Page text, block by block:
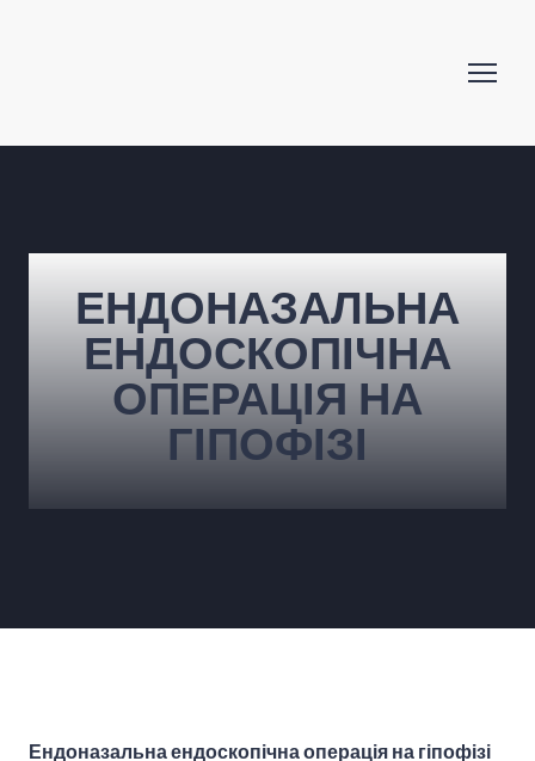
ЕНДОНАЗАЛЬНА
ЕНДОСКОПІЧНА
ОПЕРАЦІЯ НА
ГІПОФІЗІ
Ендоназальна ендоскопічна операція на гіпофізі